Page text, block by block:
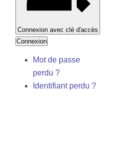
Connexion avec clé d'accès
Connexion
Mot de passe
perdu ?
Identifiant perdu ?